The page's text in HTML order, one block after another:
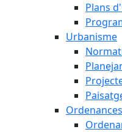
Plans
Urbanisme